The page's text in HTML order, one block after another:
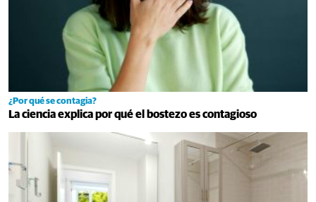
¿Por qué se contagia?
La ciencia explica por qué el bostezo es contagioso